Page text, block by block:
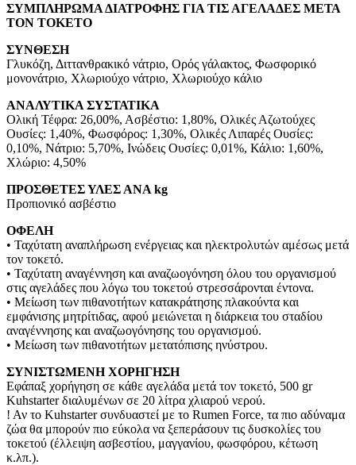
ΣΥΜΠΛΗΡΩΜΑ ΔΙΑΤΡΟΦΗΣ ΓΙΑ ΤΙΣ ΑΓΕΛΑΔΕΣ ΜΕΤΑ
ΤΟΝ ΤΟΚΕΤΟ
ΣΥΝΘΕΣΗ
Γλυκόζη, Διττανθρακικό νάτριο, Ορός γάλακτος, Φωσφορικό
μονονάτριο, Χλωριούχο νάτριο, Χλωριούχο κάλιο
ΑΝΑΛΥΤΙΚΑ ΣΥΣΤΑΤΙΚΑ
Ολική Τέφρα: 26,00%, Ασβέστιο: 1,80%, Ολικές Αζωτούχες
Ουσίες: 1,40%, Φωσφόρος: 1,30%, Ολικές Λιπαρές Ουσίες:
0,10%, Νάτριο: 5,70%, Ινώδεις Ουσίες: 0,01%, Κάλιο: 1,60%,
Χλώριο: 4,50%
ΠΡΟΣΘΕΤΕΣ ΥΛΕΣ ΑΝΑ kg
Προπιονικό ασβέστιο
ΟΦΕΛΗ
• Ταχύτατη αναπλήρωση ενέργειας και ηλεκτρολυτών αμέσως μετά
τον τοκετό.
• Ταχύτατη αναγέννηση και αναζωογόνηση όλου του οργανισμού
στις αγελάδες που λόγω του τοκετού στρεσσάρονται έντονα.
• Μείωση των πιθανοτήτων κατακράτησης πλακούντα και
εμφάνισης μητρίτιδας, αφού μειώνεται η διάρκεια του σταδίου
αναγέννησης και αναζωογόνησης του οργανισμού.
• Μείωση των πιθανοτήτων μετατόπισης ηνύστρου.
ΣΥΝΙΣΤΩΜΕΝΗ ΧΟΡΗΓΗΣΗ
Εφάπαξ χορήγηση σε κάθε αγελάδα μετά τον τοκετό, 500 gr
Kuhstarter διαλυμένων σε 20 λίτρα χλιαρού νερού.
! Αν το Kuhstarter συνδυαστεί με το Rumen Force, τα πιο αδύναμα
ζώα θα μπορούν πιο εύκολα να ξεπεράσουν τις δυσκολίες του
τοκετού (έλλειψη ασβεστίου, μαγγανίου, φωσφόρου, κέτωση
κ.λπ.).